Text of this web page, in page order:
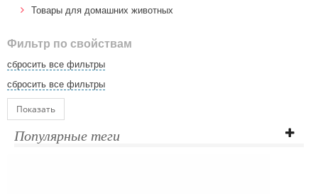
Товары для домашних животных
Фильтр по свойствам
сбросить все фильтры
сбросить все фильтры
Показать
Популярные теги